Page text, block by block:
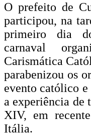
O prefeito de
participou, na
primeiro dia
carnaval
Carismática
parabenizou os
evento católico e
a experiência de
XIV, em
Itália.